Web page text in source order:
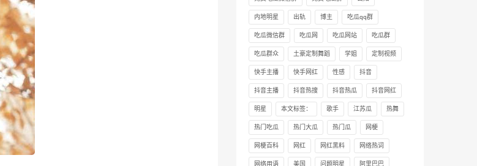
内地明星 出轨 博主 吃瓜qq群
吃瓜微信群 吃瓜网 吃瓜网站 吃瓜群
吃瓜群众 土豪定制舞蹈 学姐 定制视频
快手主播 快手网红 性感 抖音
抖音主播 抖音热搜 抖音热瓜 抖音网红
明星 本文标签： 歌手 江苏瓜 热舞
热门吃瓜 热门大瓜 热门瓜 网梗
网梗百科 网红 网红黑料 网络热词
网络用语 美国 问题明星 阿里巴巴